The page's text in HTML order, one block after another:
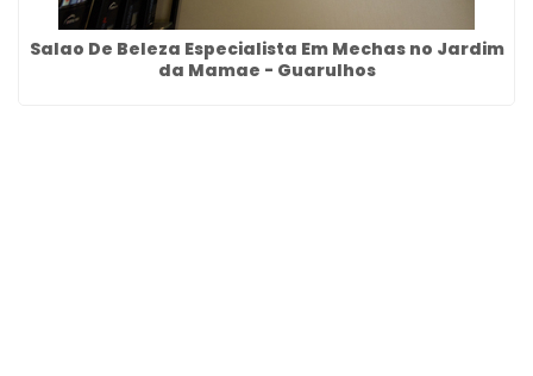
Salao De Beleza Especialista Em Mechas no Jardim
da Mamae - Guarulhos